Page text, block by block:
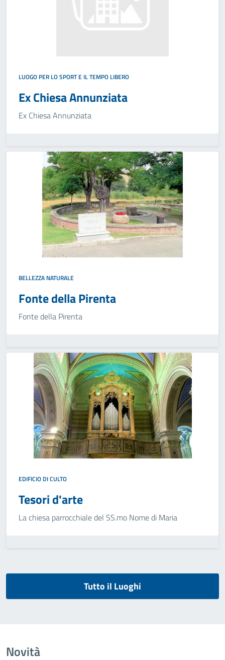
LUOGO PER LO SPORT E IL TEMPO LIBERO
Ex Chiesa Annunziata
Ex Chiesa Annunziata
BELLEZZA NATURALE
Fonte della Pirenta
Fonte della Pirenta
EDIFICIO DI CULTO
Tesori d'arte
La chiesa parrocchiale del SS.mo Nome di Maria
Tutto il Luoghi
Novità